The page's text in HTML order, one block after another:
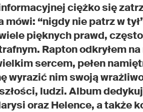
ciężko się
“nigdy nie patrz w
pięknych prawd,
Rapton odkryłem
sercem, pełen
wyrazić nim swoją
ludzi. Album
oraz Helence, a także